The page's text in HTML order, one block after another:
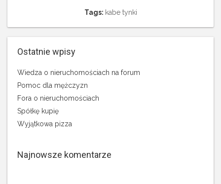
Tags: kabe tynki
Ostatnie wpisy
Wiedza o nieruchomościach na forum
Pomoc dla mężczyzn
Fora o nieruchomościach
Spółkę kupię
Wyjątkowa pizza
Najnowsze komentarze